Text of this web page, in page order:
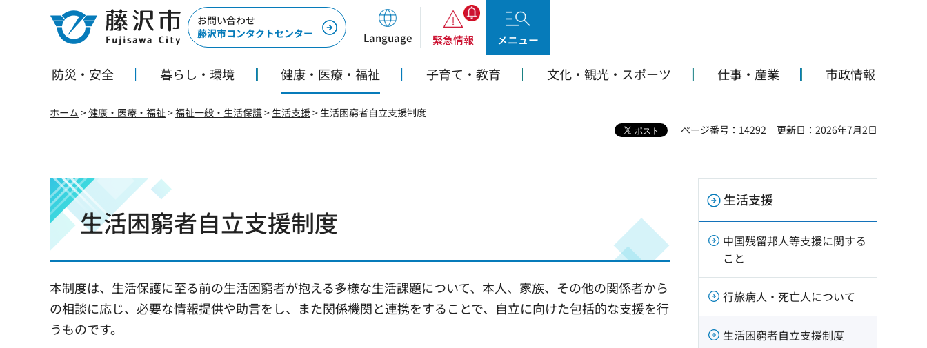
藤沢市
お問い合わせ
藤沢市コンタクトセンター
Language 緊急情報 メニュー
防災・安全 暮らし・環境 健康・医療・福祉 子育て・教育 文化・観光・スポーツ 仕事・産業 市政情報
ホーム >健康・医療・福祉 >福祉一般・生活保護> 生活支援> 生活困窮者自立支援制度
ページ番号：14292
更新日：2026年7月2日
生活困窮者自立支援制度
本制度は、生活保護に至る前の生活困窮者が抱える多様な生活課題について、本人、家族、その他の関係者から
の相談に応じ、必要な情報提供や助言をし、また関係機関と連携をすることで、自立に向けた包括的な支援を行
うものです。
生活支援
中国残留邦人等支援に関する
こと
行旅病人・死亡人について
生活困窮者自立支援制度